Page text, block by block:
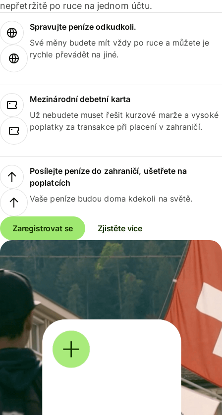
nepřetržitě po ruce na jednom účtu.
Spravujte peníze odkudkoli.
Své měny budete mít vždy po ruce a můžete je
rychle převádět na jiné.
Mezinárodní debetní karta
Už nebudete muset řešit kurzové marže a vysoké
poplatky za transakce při placení v zahraničí.
Posílejte peníze do zahraničí, ušetřete na
poplatcích
Vaše peníze budou doma kdekoli na světě.
Zaregistrovat se Zjistěte více